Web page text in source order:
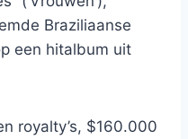
Braziliaanse
een hitalbum uit
royalty’s, $160.000